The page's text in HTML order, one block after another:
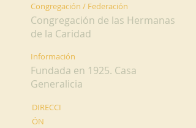
Congregación / Federación
Congregación de las Hermanas
de la Caridad
Información
Fundada en 1925. Casa
Generalicia
DIRECCI
ÓN